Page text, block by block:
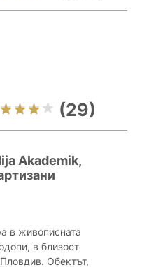
(29)
Akademik,
в живописната
в близост
Обектът,